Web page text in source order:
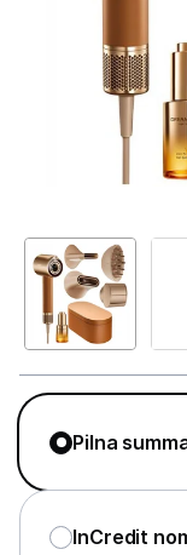
Matu
Fēni
Matu
Matu
Pilna
InCredit